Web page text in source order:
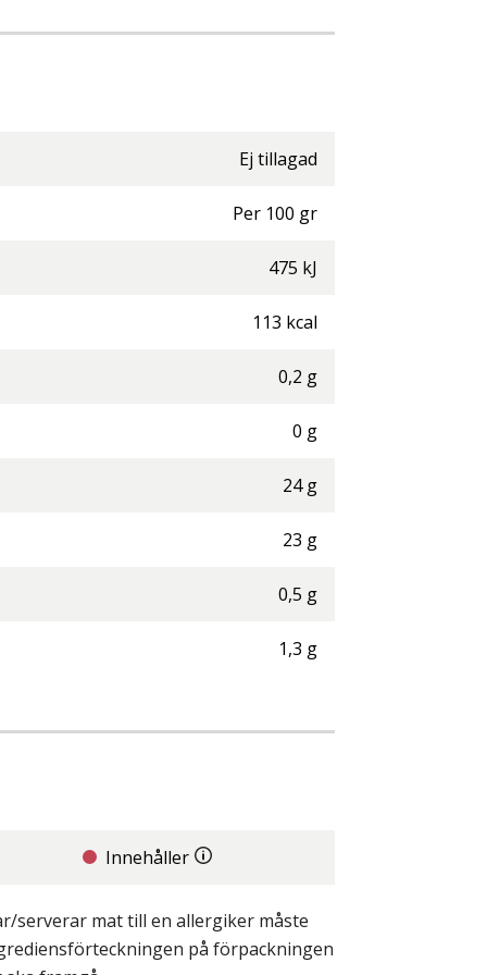
Ej tillagad
Per 100 gr
475 kJ
113 kcal
0,2 g
0 g
24 g
23 g
0,5 g
1,3 g
Innehåller
serverar mat till en allergiker måste
på förpackningen